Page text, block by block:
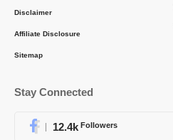
Disclaimer
Affiliate Disclosure
Sitemap
Stay Connected
12.4k Followers